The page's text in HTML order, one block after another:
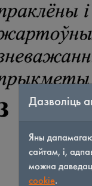
Дазволіць
Яны
сайтам, і,
можна
cookie.